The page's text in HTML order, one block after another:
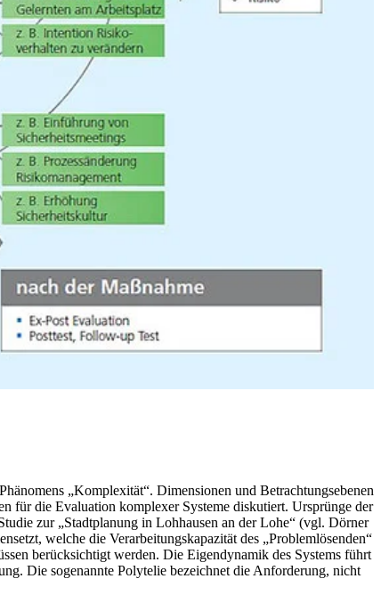
„Komplexität“. Dimensionen und Betrachtungsebenen
für die Evaluation komplexer Systeme diskutiert. Ursprünge der
zur „Stadtplanung in Lohhausen an der Lohe“ (vgl. Dörner
welche die Verarbeitungskapazität des „Problemlösenden“
berücksichtigt werden. Die Eigendynamik des Systems führt
Die sogenannte Polytelie bezeichnet die Anforderung, nicht